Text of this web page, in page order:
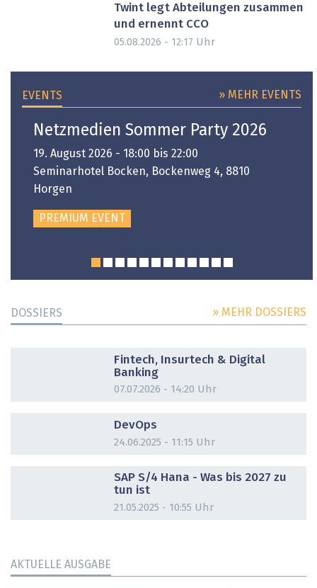
Twint legt Abteilungen zusammen
und ernennt CCO
05.08.2026 - 12:17 Uhr
EVENTS » MEHR EVENTS
Netzmedien Sommer Party 2026
19. August 2026 - 18:00 bis 22:00
Seminarhotel Bocken, Bockenweg 4, 8810
Horgen
PREMIUM EVENT
DOSSIERS » MEHR DOSSIERS
Fintech, Insurtech & Digital
Banking
07.07.2026 - 14:20 Uhr
DevOps
24.06.2025 - 11:15 Uhr
SAP S/4 Hana - Was bis 2027 zu
tun ist
21.05.2025 - 10:55 Uhr
AKTUELLE AUSGABE